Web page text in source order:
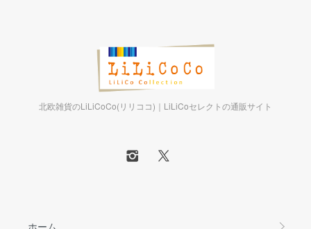
北欧雑貨のLiLiCoCo(リリココ)｜LiLiCoセレクトの通販サイト